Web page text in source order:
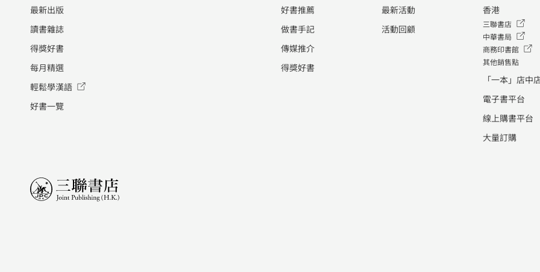
最新出版
讀書雜誌
得獎好書
每月精選
輕鬆學漢語
好書一覽
好書推薦
做書手記
傳媒推介
得獎好書
最新活動
活動回顧
香港
三聯書店
中華書局
商務印書館
其他銷售點
「一本」店中
電子書平台
線上購書平台
大量訂購